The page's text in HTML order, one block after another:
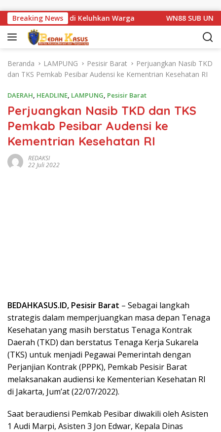
Breaking News
1 Basarang di Keluhkan Warga WN88 SUB UNIT 13
Beranda LAMPUNG Pesisir Barat
Perjuangkan Nasib TKD
dan TKS Pemkab Pesibar Audensi ke Kementrian Kesehatan RI
DAERAH, HEADLINE, LAMPUNG, Pesisir Barat
Perjuangkan Nasib TKD dan TKS
Pemkab Pesibar Audensi ke
Kementrian Kesehatan RI
REDAKSI
22 Juli 2022
BEDAHKASUS.ID, Pesisir Barat – Sebagai langkah
strategis dalam memperjuangkan masa depan Tenaga
Kesehatan yang masih berstatus Tenaga Kontrak
Daerah (TKD) dan berstatus Tenaga Kerja Sukarela
(TKS) untuk menjadi Pegawai Pemerintah dengan
Perjanjian Kontrak (PPPK), Pemkab Pesisir Barat
melaksanakan audiensi ke Kementerian Kesehatan RI
di Jakarta, Jum’at (22/07/2022).
Saat beraudiensi Pemkab Pesibar diwakili oleh Asisten
1 Audi Marpi, Asisten 3 Jon Edwar, Kepala Dinas